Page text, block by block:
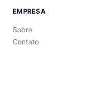
EMPRESA
Sobre
Contato